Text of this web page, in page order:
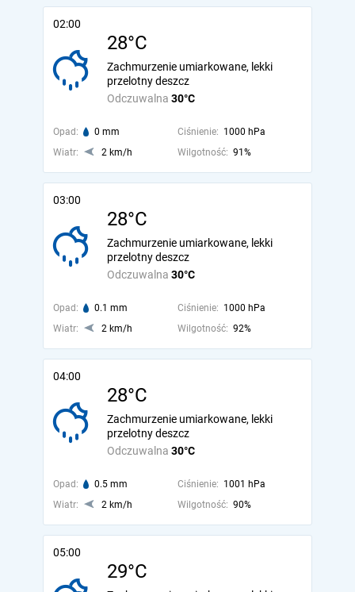
02:00
28°C
Odczuwalna 30°C
Zachmurzenie umiarkowane, lekki
przelotny deszcz
Opad: 0 mm Ciśnienie: 1000 hPa
Wiatr:
2 km/h Wilgotność: 91%
03:00
28°C
Odczuwalna 30°C
Zachmurzenie umiarkowane, lekki
przelotny deszcz
Opad: 0.1 mm Ciśnienie: 1000 hPa
Wiatr:
2 km/h Wilgotność: 92%
04:00
28°C
Odczuwalna 30°C
Zachmurzenie umiarkowane, lekki
przelotny deszcz
Opad: 0.5 mm Ciśnienie: 1001 hPa
Wiatr:
2 km/h Wilgotność: 90%
05:00
29°C